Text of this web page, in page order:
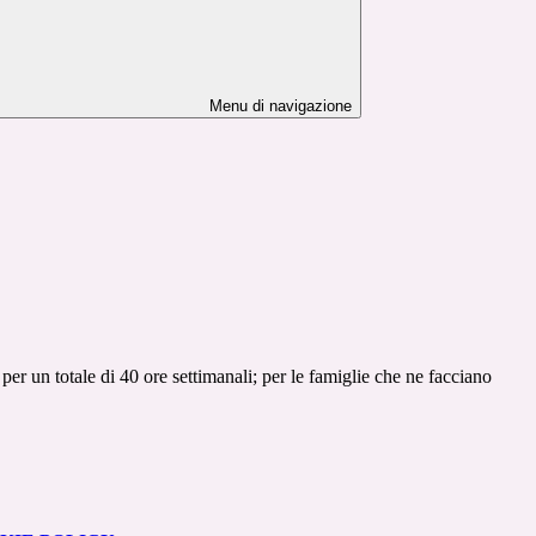
Menu di navigazione
un totale di 40 ore settimanali; per le famiglie che ne facciano